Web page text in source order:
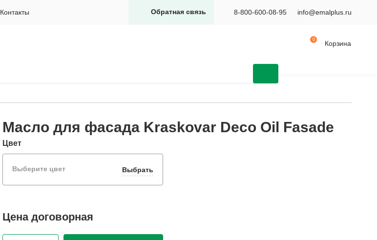
Контакты 8-800-600-08-95 info@emalplus.ru
Обратная связь
Корзина
Масло для фасада Kraskovar Deco Oil Fasade
Цвет
Выберите цвет Выбрать
Ценадоговорная